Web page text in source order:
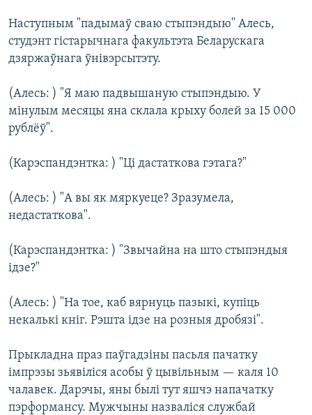
Наступным "падымаў сваю стыпэндыю" Алесь,
студэнт гістарычнага факультэта Беларускага
дзяржаўнага ўнівэрсытэту.
(Алесь: ) "Я маю падвышаную стыпэндыю. У
мінулым месяцы яна склала крыху болей за 15 000
рублёў".
(Карэспандэнтка: ) "Ці дастаткова гэтага?"
(Алесь: ) "А вы як мяркуеце? Зразумела,
недастаткова".
(Карэспандэнтка: ) "Звычайна на што стыпэндыя
ідзе?"
(Алесь: ) "На тое, каб вярнуць пазыкі, купіць
некалькі кніг. Рэшта ідзе на розныя дробязі".
Прыкладна праз паўгадзіны пасьля пачатку
імпрэзы зьявіліся асобы ў цывільным — каля 10
чалавек. Дарэчы, яны былі тут яшчэ напачатку
пэрформансу. Мужчыны назваліся службай